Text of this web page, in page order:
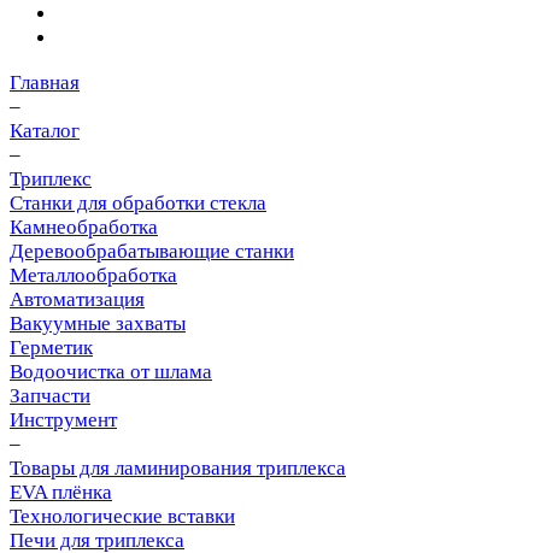
Главная
–
Каталог
–
Триплекс
Станки для обработки стекла
Камнеобработка
Деревообрабатывающие станки
Металлообработка
Автоматизация
Вакуумные захваты
Герметик
Водоочистка от шлама
Запчасти
Инструмент
–
Товары для ламинирования триплекса
EVA плёнка
Технологические вставки
Печи для триплекса